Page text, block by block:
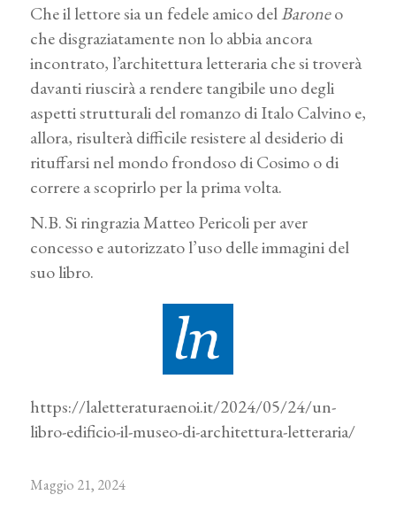
Che il lettore sia un fedele amico delBaroneo
che disgraziatamente non lo abbia ancora
incontrato, l’architettura letteraria che si troverà
davanti riuscirà a rendere tangibile uno degli
aspetti strutturali del romanzo di Italo Calvino e,
allora, risulterà difficile resistere al desiderio di
rituffarsi nel mondo frondoso di Cosimo o di
correre a scoprirlo per la prima volta.
N.B. Si ringrazia Matteo Pericoli per aver
concesso e autorizzato l’uso delle immagini del
suo libro.
https://laletteraturaenoi.it/2024/05/24/un-
libro-edificio-il-museo-di-architettura-letteraria/
Maggio 21, 2024